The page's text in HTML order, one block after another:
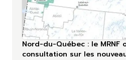
Nord-du-Québec : le MRNF
consultation sur les